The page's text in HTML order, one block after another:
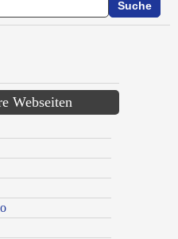
Webseiten